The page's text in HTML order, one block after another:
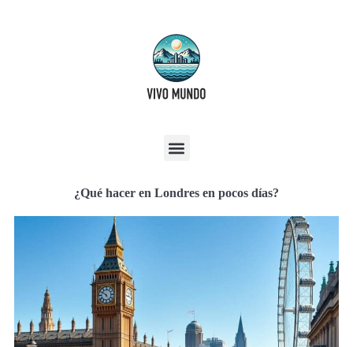
¿Qué hacer en Londres en pocos días?